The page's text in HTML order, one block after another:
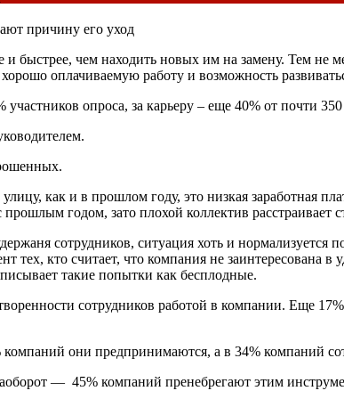
причину его уход
быстрее, чем находить новых им на замену. Тем не
оплачиваемую работу и возможность
опроса, за карьеру – еще 40% от почти
как и в прошлом году, это низкая заработная
годом, зато плохой коллектив расстраивает
сотрудников, ситуация хоть и
тех, кто считает, что компания не заинтересована
такие попытки как бесплодные.
сотрудников работой в компании. Еще
компаний они предпринимаются, а в 34% компаний
— 45% компаний пренебрегают этим